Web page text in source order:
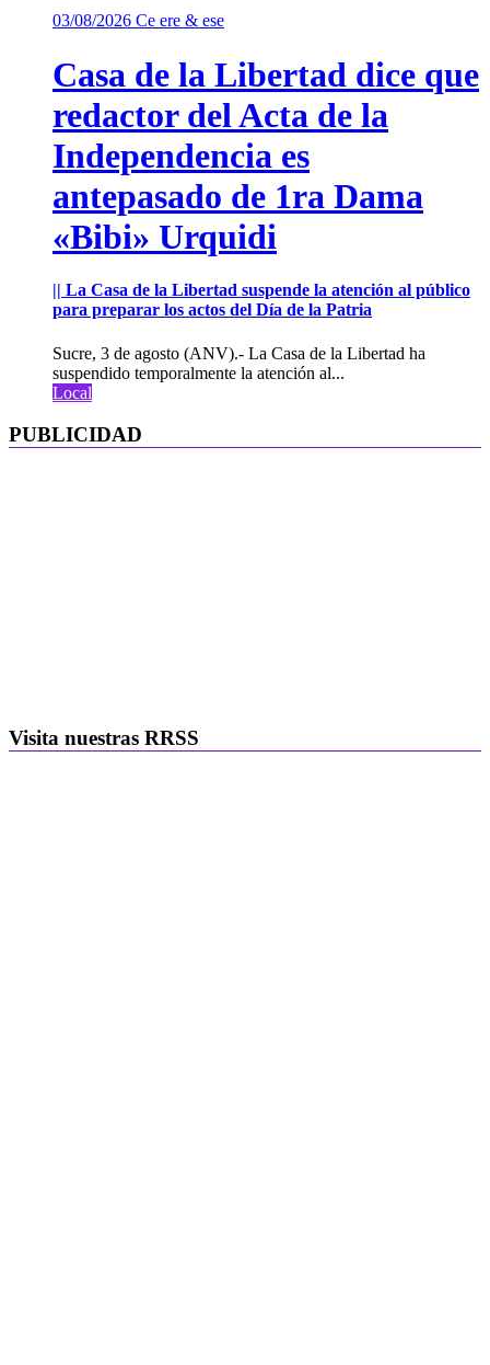
03/08/2026 Ce ere & ese
Casa de la Libertad dice que
redactor del Acta de la
Independencia es
antepasado de 1ra Dama
«Bibi» Urquidi
|| La Casa de la Libertad suspende la atención al público
para preparar los actos del Día de la Patria
Sucre, 3 de agosto (ANV).- La Casa de la Libertad ha
suspendido temporalmente la atención al...
Local
PUBLICIDAD
Visita nuestras RRSS